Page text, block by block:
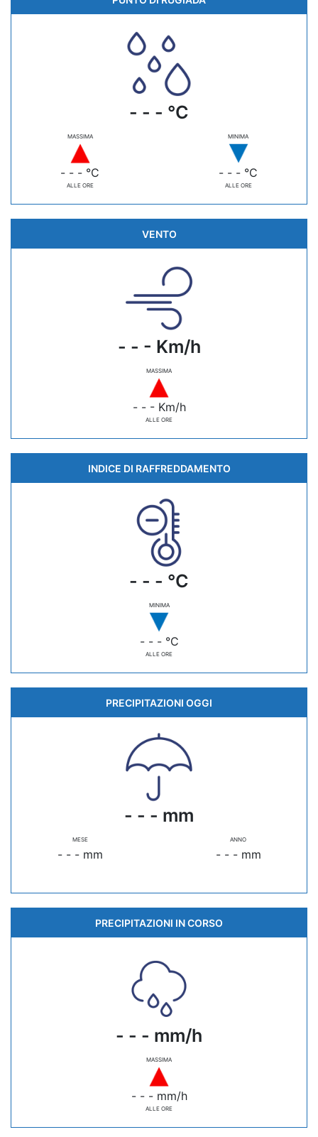
- - - °C
MASSIMA
- - - °C
ALLE ORE
MINIMA
- - - °C
ALLE ORE
VENTO
- - - Km/h
MASSIMA
- - - Km/h
ALLE ORE
INDICE DI RAFFREDDAMENTO
- - - °C
MINIMA
- - - °C
ALLE ORE
PRECIPITAZIONI OGGI
- - - mm
MESE
- - - mm
ANNO
- - - mm
PRECIPITAZIONI IN CORSO
- - - mm/h
MASSIMA
- - - mm/h
ALLE ORE